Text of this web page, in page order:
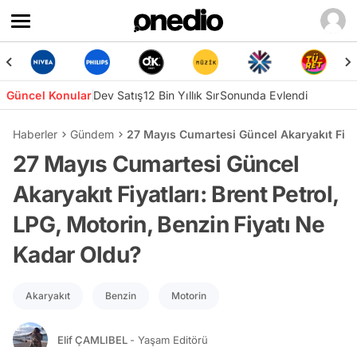
Güncel KonularDev Satış12 Bin Yıllık SırSonunda Evlendi
Haberler Gündem 27 Mayıs Cumartesi Güncel Akaryakıt
27 Mayıs Cumartesi Güncel
Akaryakıt Fiyatları: Brent Petrol,
LPG, Motorin, Benzin Fiyatı Ne
Kadar Oldu?
Akaryakıt Benzin Motorin
Elif ÇAMLIBEL - Yaşam Editörü